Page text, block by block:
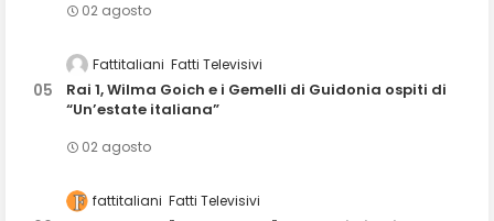
02 agosto
Fattitaliani Fatti Televisivi
Rai 1, Wilma Goich e i Gemelli di Guidonia ospiti di
“Un’estate italiana”
02 agosto
fattitaliani Fatti Televisivi